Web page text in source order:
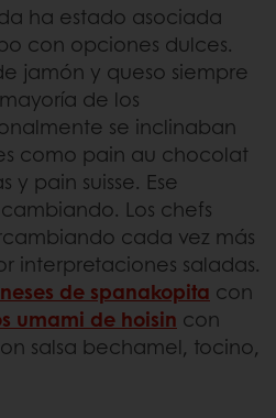
ha estado asociada
con opciones dulces.
jamón y queso siempre
de los
se inclinaban
como pain au chocolat
pain suisse. Ese
Los chefs
cada vez más
interpretaciones saladas.
de spanakopita con
umami de hoisin con
salsa bechamel, tocino,